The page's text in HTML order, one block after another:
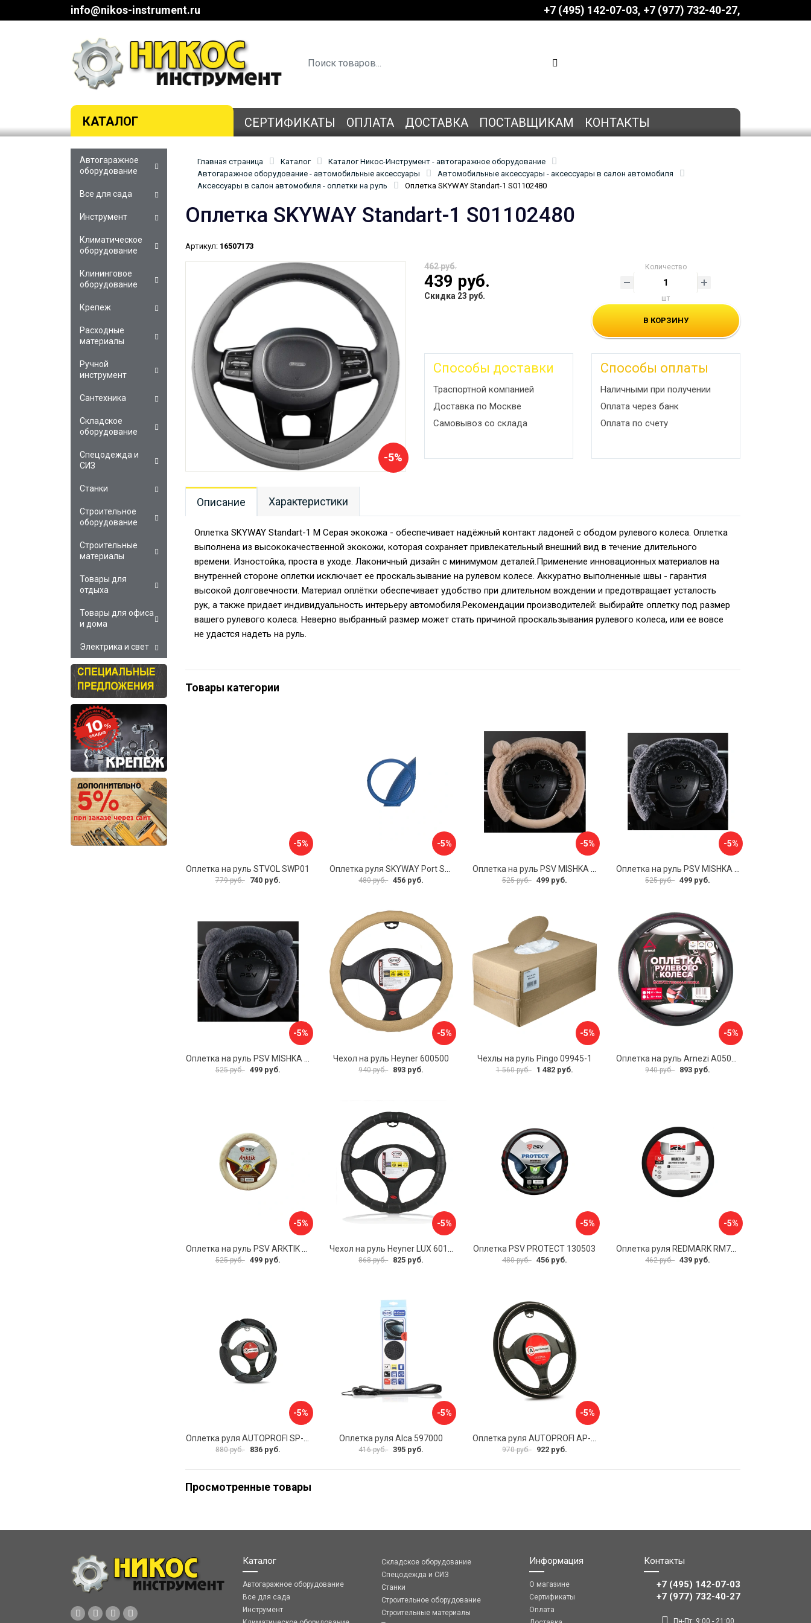
info@nikos-instrument.ru +7 (495) 142-07-03 ‎‎+7 (977) 732-40-27
КАТАЛОГ СЕРТИФИКАТЫ ОПЛАТА ДОСТАВКА ПОСТАВЩИКАМ КОНТАКТЫ
Главная страница Каталог
Каталог Никос-Инструмент - автогаражное оборудование
Автогаражное оборудование - автомобильные аксессуары
Автомобильные аксессуары - аксессуары в салон автомобиля
Аксессуары в салон автомобиля - оплетки на руль
Оплетка SKYWAY Standart-1 S01102480
Оплетка SKYWAY Standart-1 S01102480
Артикул: 16507173
-5%
462 руб.
439 руб.
Скидка 23 руб.
Количество
шт
В КОРЗИНУ
Способы доставки
Траспортной компанией
Доставка по Москве
Самовывоз со склада
Способы оплаты
Наличными при получении
Оплата через банк
Оплата по счету
Описание Характеристики
Оплетка SKYWAY Standart-1 М Серая экокожа - обеспечивает надёжный контакт ладоней с ободом рулевого колеса. Оплетка
выполнена из высококачественной экокожи, которая сохраняет привлекательный внешний вид в течение длительного
времени. Изностойка, проста в уходе. Лаконичный дизайн с минимумом деталей.Применение инновационных материалов на
внутренней стороне оплетки исключает ее проскальзывание на рулевом колесе. Аккуратно выполненные швы - гарантия
высокой долговечности. Материал оплётки обеспечивает удобство при длительном вождении и предотвращает усталость
рук, а также придает индивидуальность интерьеру автомобиля.Рекомендации производителей: выбирайте оплетку под размер
вашего рулевого колеса. Неверно выбранный размер может стать причиной проскальзывания рулевого колеса, или ее вовсе
не удастся надеть на руль.
Товары категории
-5%
Оплетка на руль STVOL SWP01
779 руб. 740 руб.
-5%
480 руб. 456 руб.
-5%
525 руб. 499 руб.
-5%
525 руб. 499 руб.
-5%
Оплетка на руль PSV MISHKA Premium 136096
525 руб. 499 руб.
-5%
Чехол на руль Heyner 600500
940 руб. 893 руб.
-5%
Чехлы на руль Pingo 09945-1
1 560 руб. 1 482 руб.
-5%
Оплетка на руль Arnezi A0501040
940 руб. 893 руб.
-5%
525 руб. 499 руб.
-5%
868 руб. 825 руб.
-5%
Оплетка PSV PROTECT 130503
480 руб. 456 руб.
-5%
Оплетка руля REDMARK RM78002
462 руб. 439 руб.
-5%
880 руб. 836 руб.
-5%
Оплетка руля Alca 597000
416 руб. 395 руб.
-5%
970 руб. 922 руб.
Просмотренные товары
Автогаражное
оборудование
Все для сада
Инструмент
Климатическое
оборудование
Клининговое
оборудование
Крепеж
Расходные
материалы
Ручной
инструмент
Сантехника
Складское
оборудование
Спецодежда и
СИЗ
Станки
Строительное
оборудование
Строительные
материалы
Товары для
отдыха
Товары для офиса
и дома
Электрика и свет
Каталог
Автогаражное оборудование
Все для сада
Инструмент
Складское оборудование
Спецодежда и СИЗ
Станки
Строительное оборудование
Строительные материалы
Информация
О магазине
Сертификаты
Оплата
Контакты
+7 (495) 142-07-03
‎‎+7 (977) 732-40-27
Пн-Пт: 9:00 - 21:00